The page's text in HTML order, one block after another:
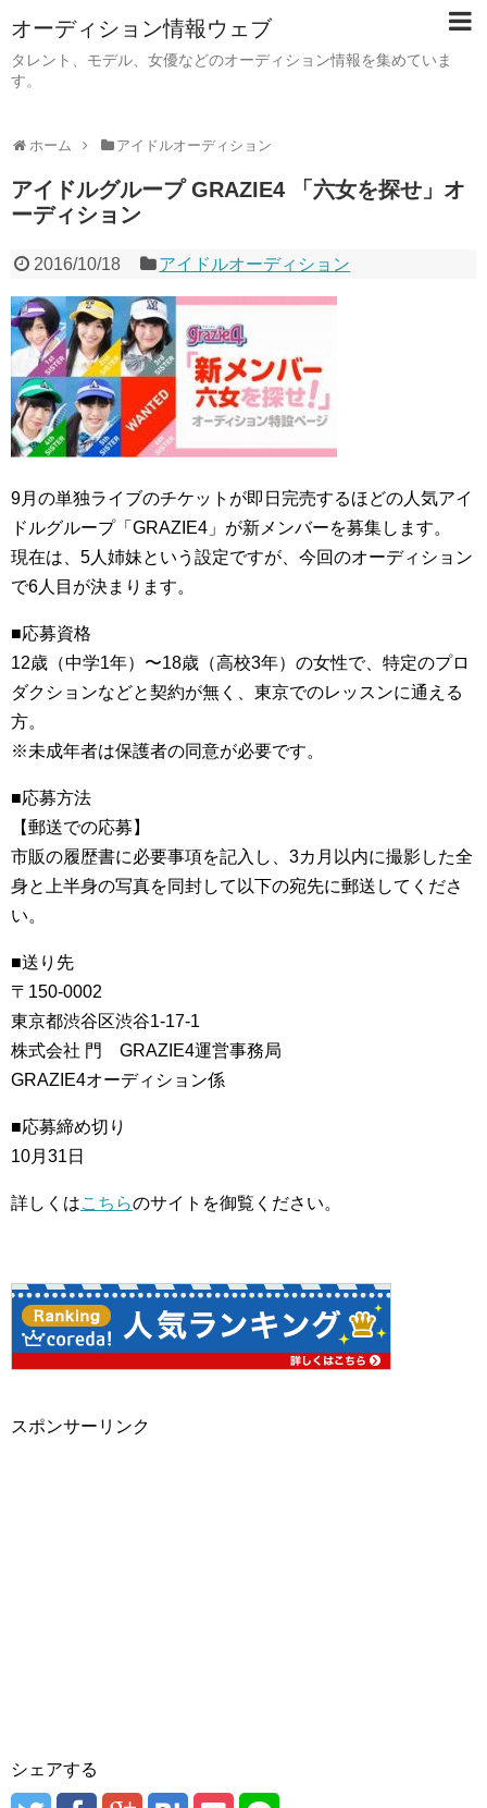
オーディション情報ウェブ
タレント、モデル、女優などのオーディション情報を集めていま
す。
ホーム アイドルオーディション
アイドルグループ GRAZIE4 「六女を探せ」オ
ーディション
2016/10/18 アイドルオーディション
9月の単独ライブのチケットが即日完売するほどの人気アイ
ドルグループ「GRAZIE4」が新メンバーを募集します。
現在は、5人姉妹という設定ですが、今回のオーディション
で6人目が決まります。
■応募資格
12歳（中学1年）〜18歳（高校3年）の女性で、特定のプロ
ダクションなどと契約が無く、東京でのレッスンに通える
方。
※未成年者は保護者の同意が必要です。
■応募方法
【郵送での応募】
市販の履歴書に必要事項を記入し、3カ月以内に撮影した全
身と上半身の写真を同封して以下の宛先に郵送してくださ
い。
■送り先
〒150-0002
東京都渋谷区渋谷1-17-1
株式会社 門 GRAZIE4運営事務局
GRAZIE4オーディション係
■応募締め切り
10月31日
詳しくはこちらのサイトを御覧ください。
スポンサーリンク
シェアする